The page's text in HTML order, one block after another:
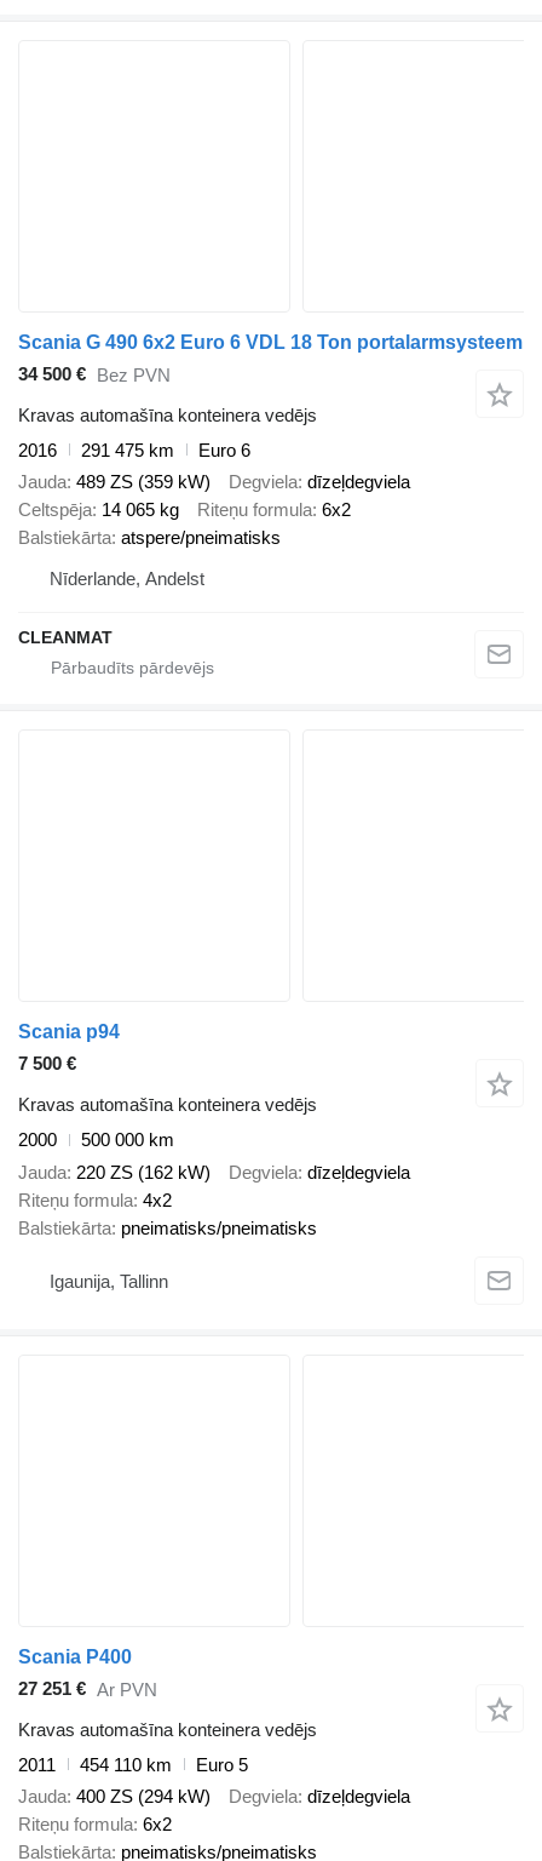
Scania G 490 6x2 Euro 6 VDL 18 Ton portalarmsysteem
34 500 € Bez PVN
Kravas automašīna konteinera vedējs
2016
291 475 km
Euro 6
Jauda 489 ZS (359 kW) Degviela dīzeļdegviela
Celtspēja 14 065 kg Riteņu formula 6x2
Balstiekārta atspere/pneimatisks
Nīderlande, Andelst
CLEANMAT
Scania p94
7 500 €
Kravas automašīna konteinera vedējs
2000
500 000 km
Jauda 220 ZS (162 kW) Degviela dīzeļdegviela
Riteņu formula 4x2
Balstiekārta pneimatisks/pneimatisks
Igaunija, Tallinn
Scania P400
27 251 € Ar PVN
Kravas automašīna konteinera vedējs
2011
454 110 km
Euro 5
Jauda 400 ZS (294 kW) Degviela dīzeļdegviela
Riteņu formula 6x2
Balstiekārta pneimatisks/pneimatisks